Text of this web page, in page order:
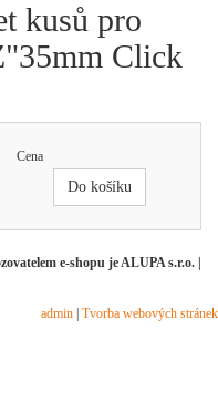
kusů pro
Click
Cena
Do košíku
e-shopu je ALUPA s.r.o. |
admin Tvorba webových stránek